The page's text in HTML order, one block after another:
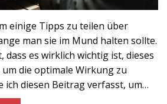
einige Tipps zu teilen über
man sie im Mund halten sollte.
dass es wirklich wichtig ist, dieses
die optimale Wirkung zu
ich diesen Beitrag verfasst, um
Hoffentlich findet ihr diese